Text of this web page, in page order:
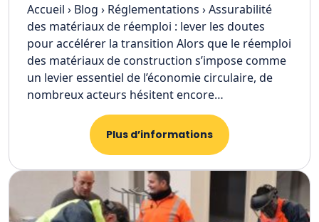
Accueil › Blog › Réglementations › Assurabilité
des matériaux de réemploi : lever les doutes
pour accélérer la transition Alors que le réemploi
des matériaux de construction s’impose comme
un levier essentiel de l’économie circulaire, de
nombreux acteurs hésitent encore…
Plus d’informations